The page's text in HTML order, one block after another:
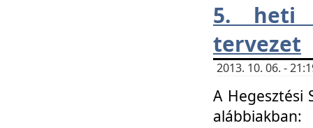
5. heti
tervezet
2013. 10. 06. -
A Hegesztési
alábbiakban: